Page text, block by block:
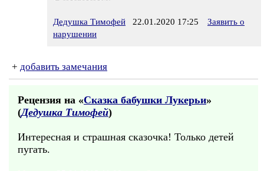
Дедушка Тимофей 22.01.2020 17:25
Заявить о
нарушении
+ добавить замечания
Рецензия на «Сказка бабушки Лукерьи»
(Дедушка Тимофей)
Интересная и страшная сказочка! Только детей
пугать.